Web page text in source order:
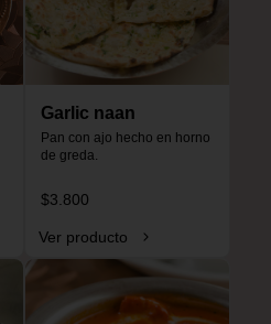
Garlic naan
Pan con ajo hecho en horno
de greda.
$3.800
Ver producto